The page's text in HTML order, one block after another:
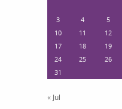
3
4 5
10
11 12
17
18 19
24
25 26
31
« Jul